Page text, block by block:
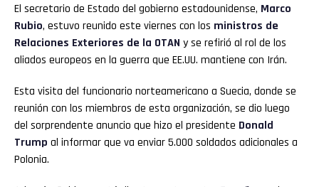
El secretario de Estado del gobierno estadounidense, Marco
Rubio, estuvo reunido este viernes con los ministros de
Relaciones Exteriores de la OTAN y se refirió al rol de los
aliados europeos en la guerra que EE.UU. mantiene con Irán.
Esta visita del funcionario norteamericano a Suecia, donde se
reunión con los miembros de esta organización, se dio luego
del sorprendente anuncio que hizo el presidente Donald
Trump al informar que va enviar 5.000 soldados adicionales a
Polonia.